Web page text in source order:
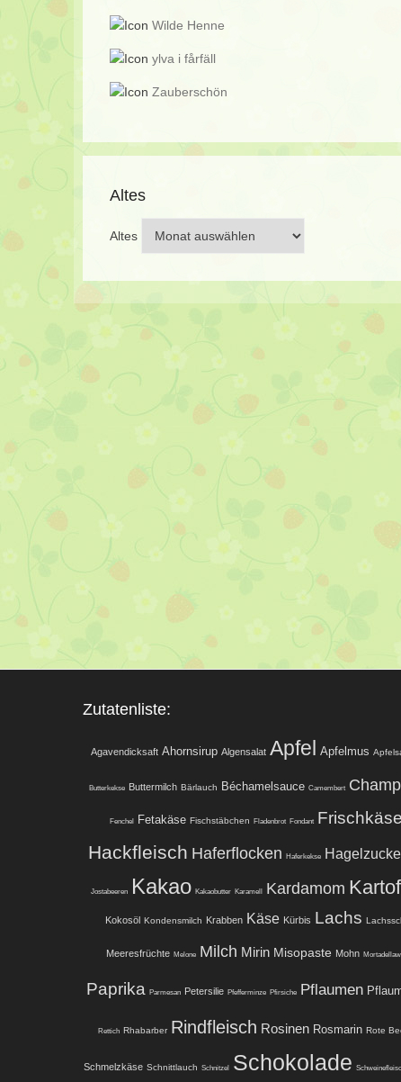
Wilde Henne
ylva i fårfäll
Zauberschön
Altes
Altes
Zutatenliste:
Agavendicksaft Ahornsirup Algensalat Apfel Apfelmus
Butterkekse Buttermilch Bärlauch Béchamelsauce Camembert
Fenchel Fetakäse Fischstäbchen Fladenbrot Fondant Frischkäse
Hackfleisch Haferflocken Haferkekse
Jostabeeren Kakao Kakaobutter Karamell Kardamom
Kokosöl Kondensmilch Krabben Käse Kürbis Lachs
Meeresfrüchte Melone Milch Mirin Misopaste Mohn
Paprika Parmesan Petersilie Pfefferminze Pfirsiche Pflaumen
Rettich Rhabarber Rindfleisch Rosinen Rosmarin Rote
Schmelzkäse Schnittlauch Schnitzel Schokolade